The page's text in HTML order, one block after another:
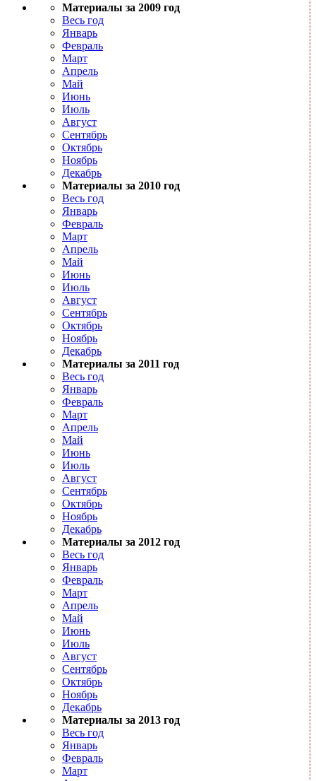
Материалы за 2009 год
Весь год
Январь
Февраль
Март
Апрель
Май
Июнь
Июль
Август
Сентябрь
Октябрь
Ноябрь
Декабрь
Материалы за 2010 год
Весь год
Январь
Февраль
Март
Апрель
Май
Июнь
Июль
Август
Сентябрь
Октябрь
Ноябрь
Декабрь
Материалы за 2011 год
Весь год
Январь
Февраль
Март
Апрель
Май
Июнь
Июль
Август
Сентябрь
Октябрь
Ноябрь
Декабрь
Материалы за 2012 год
Весь год
Январь
Февраль
Март
Апрель
Май
Июнь
Июль
Август
Сентябрь
Октябрь
Ноябрь
Декабрь
Материалы за 2013 год
Весь год
Январь
Февраль
Март